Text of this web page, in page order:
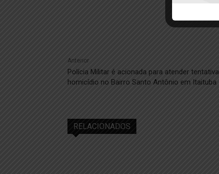
Anterior
Polícia Militar é acionada para atender
homicídio no Bairro Santo Antônio em Itaituba
RELACIONADOS